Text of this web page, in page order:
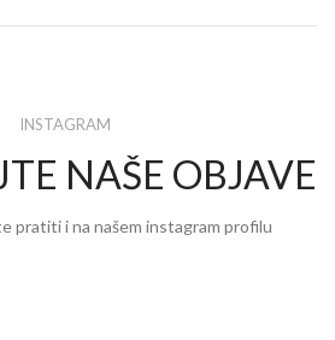
INSTAGRAM
NAŠE OBJAVE
pratiti i na našem instagram profilu